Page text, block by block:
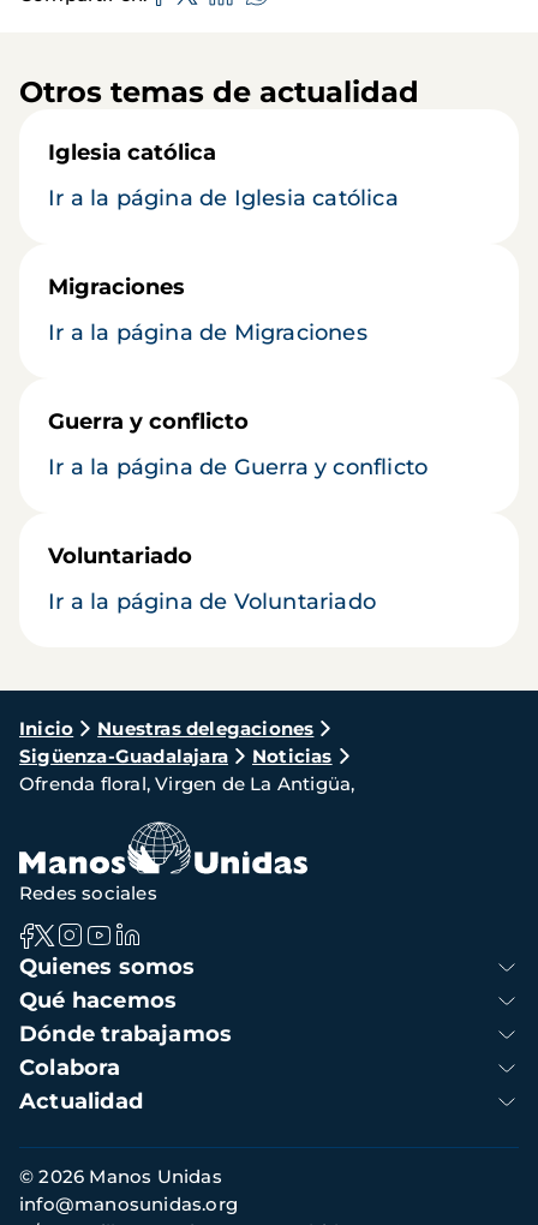
Otros temas de actualidad
Iglesia católica
Ir a la página de Iglesia católica
Migraciones
Ir a la página de Migraciones
Guerra y conflicto
Ir a la página de Guerra y conflicto
Voluntariado
Ir a la página de Voluntariado
Ruta
de
navegación
Inicio
Nuestras delegaciones
Sigüenza-Guadalajara
Noticias
Ofrenda floral, Virgen de La Antigüa,
Navegación
principal
Quienes somos
Qué hacemos
Dónde trabajamos
Colabora
Actualidad
Redes sociales
Información
de
contacto
© 2026 Manos Unidas
info@manosunidas.org